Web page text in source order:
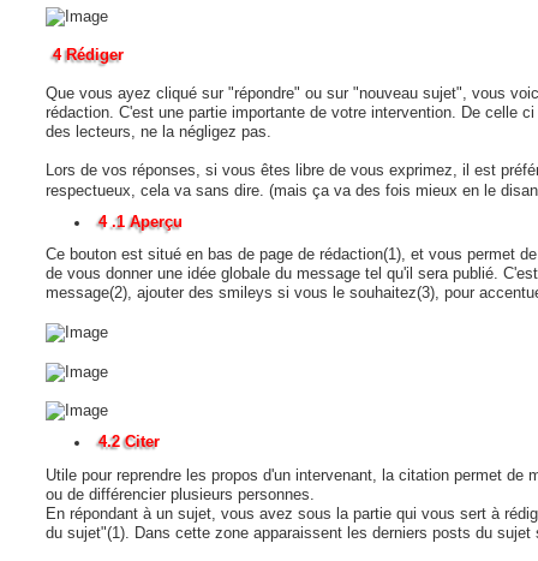
4 Rédiger
Que vous ayez cliqué sur "répondre" ou sur "nouveau sujet", vous
rédaction. C'est une partie importante de votre intervention. De celle
des lecteurs, ne la négligez pas.
Lors de vos réponses, si vous êtes libre de vous exprimez, il est
respectueux, cela va sans dire. (mais ça va des fois mieux en le
4 .1 Aperçu
Ce bouton est situé en bas de page de rédaction(1), et vous permet
de vous donner une idée globale du message tel qu'il sera publié.
message(2), ajouter des smileys si vous le souhaitez(3), pour
4.2 Citer
Utile pour reprendre les propos d'un intervenant, la citation permet de
ou de différencier plusieurs personnes.
En répondant à un sujet, vous avez sous la partie qui vous sert à
du sujet"(1). Dans cette zone apparaissent les derniers posts du sujet